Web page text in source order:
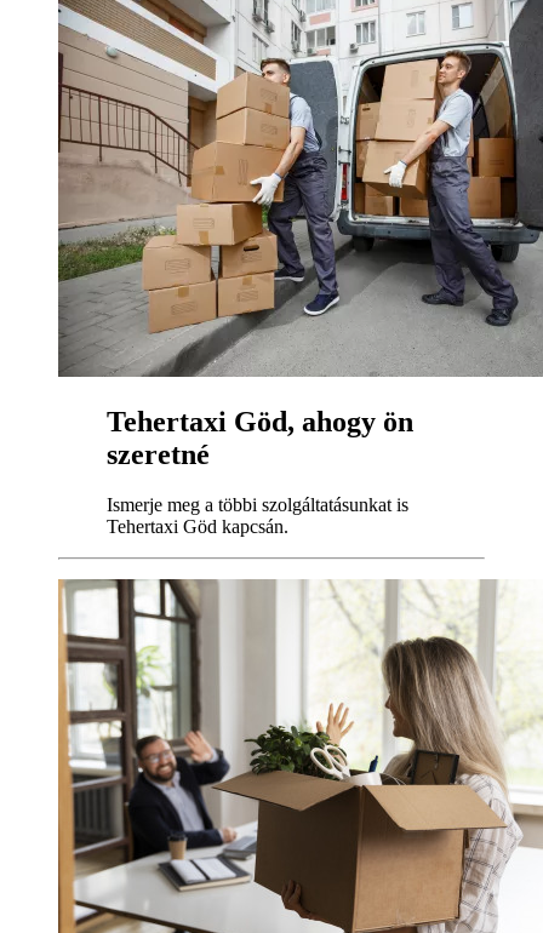
Tehertaxi Göd, ahogy ön
szeretné
Ismerje meg a többi szolgáltatásunkat is
Tehertaxi Göd kapcsán.